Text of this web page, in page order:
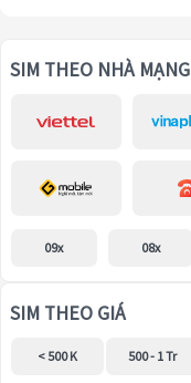
SIM THEO NHÀ MẠNG
09x 08x
SIM THEO GIÁ
< 500 K 500 - 1 Tr